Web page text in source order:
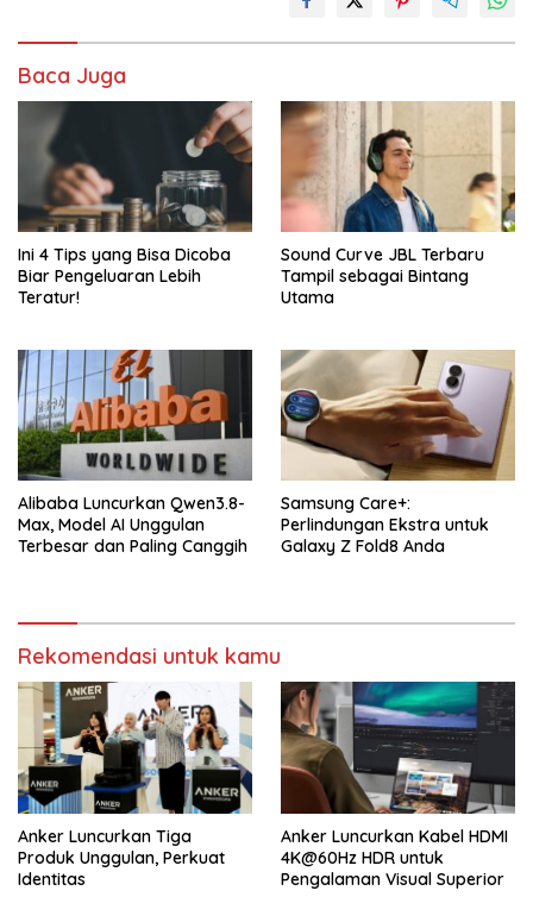
Baca Juga
Ini 4 Tips yang Bisa Dicoba
Biar Pengeluaran Lebih
Teratur!
Sound Curve JBL Terbaru
Tampil sebagai Bintang
Utama
Alibaba Luncurkan Qwen3.8-
Max, Model AI Unggulan
Terbesar dan Paling Canggih
Samsung Care+:
Perlindungan Ekstra untuk
Galaxy Z Fold8 Anda
Rekomendasi untuk kamu
Anker Luncurkan Tiga
Produk Unggulan, Perkuat
Identitas
Anker Luncurkan Kabel HDMI
4K@60Hz HDR untuk
Pengalaman Visual Superior